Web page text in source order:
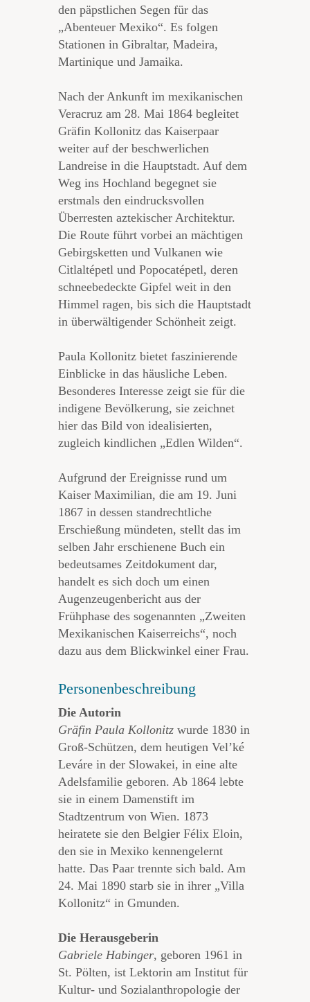
den päpstlichen Segen für das
„Abenteuer Mexiko“. Es folgen
Stationen in Gibraltar, Madeira,
Martinique und Jamaika.
Nach der Ankunft im mexikanischen
Veracruz am 28. Mai 1864 begleitet
Gräfin Kollonitz das Kaiserpaar
weiter auf der beschwerlichen
Landreise in die Hauptstadt. Auf dem
Weg ins Hochland begegnet sie
erstmals den eindrucksvollen
Überresten aztekischer Architektur.
Die Route führt vorbei an mächtigen
Gebirgsketten und Vulkanen wie
Citlaltépetl und Popocatépetl, deren
schnee­bedeckte Gipfel weit in den
Himmel ragen, bis sich die Hauptstadt
in überwältigender Schönheit zeigt.
Paula Kollonitz bietet faszinierende
Einblicke in das häusliche Leben.
Besonderes Interesse zeigt sie für die
indigene Bevölkerung, sie zeichnet
hier das Bild von idealisierten,
zugleich kindlichen „Edlen Wilden“.
Aufgrund der Ereignisse rund um
Kaiser Maximilian, die am 19. Juni
1867 in dessen standrechtliche
Erschießung mündeten, stellt das im
selben Jahr erschienene Buch ein
bedeutsames Zeitdokument dar,
handelt es sich doch um einen
Augenzeugenbericht aus der
Frühphase des sogenannten „Zweiten
Mexikanischen Kaiserreichs“, noch
dazu aus dem Blickwinkel einer Frau.
Personenbeschreibung
Die Autorin
Gräfin Paula Kollonitz wurde 1830 in
Groß-Schützen, dem heutigen Vel’ké
Leváre in der Slowakei, in eine alte
Adelsfamilie geboren. Ab 1864 lebte
sie in einem Damenstift im
Stadtzentrum von Wien. 1873
heiratete sie den Belgier Félix Eloin,
den sie in Mexiko kennengelernt
hatte. Das Paar trennte sich bald. Am
24. Mai 1890 starb sie in ihrer „Villa
Kollonitz“ in Gmunden.
Die Herausgeberin
Gabriele Habinger, geboren 1961 in
St. Pölten, ist Lektorin am Institut für
Kultur- und Sozialanthropologie der